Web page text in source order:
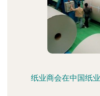
纸业商会在中国纸